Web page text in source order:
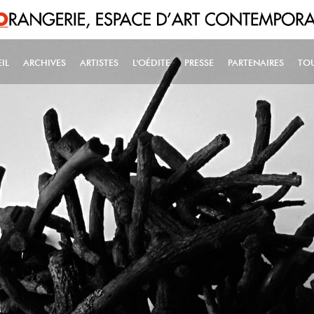
NAVIGATION
ARCHIVES ARTISTES L'OÉDITE PRESSE PARTENAIRES